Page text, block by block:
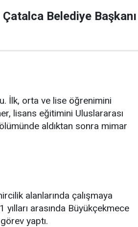
Belediye Başkanı
İlk, orta ve lise öğrenimini
lisans eğitimini Uluslararası
aldıktan sonra mimar
alanlarında çalışmaya
arasında Büyükçekmece
yaptı.